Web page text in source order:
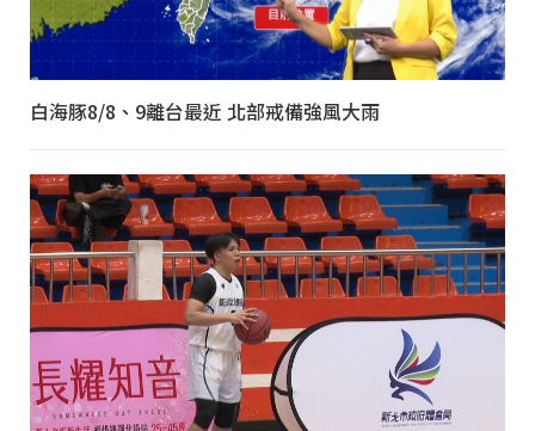
白海豚8/8、9離台最近 北部戒備強風大雨